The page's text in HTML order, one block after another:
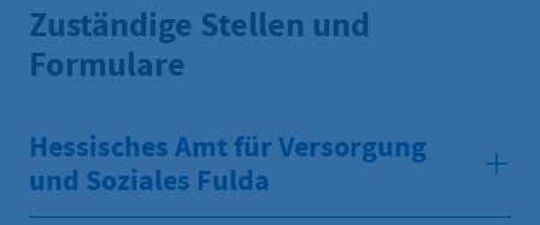
Zuständige Stellen und
Formulare
Hessisches Amt für Versorgung
und Soziales Fulda